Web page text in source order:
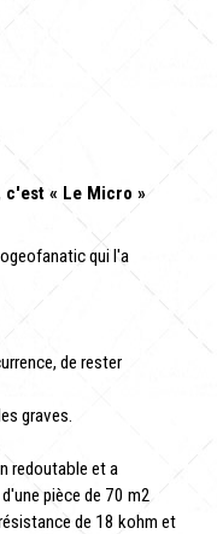
« Le Micro »
qui l'a
de rester
graves.
redoutable et a
pièce de 70 m2
de 18 kohm et